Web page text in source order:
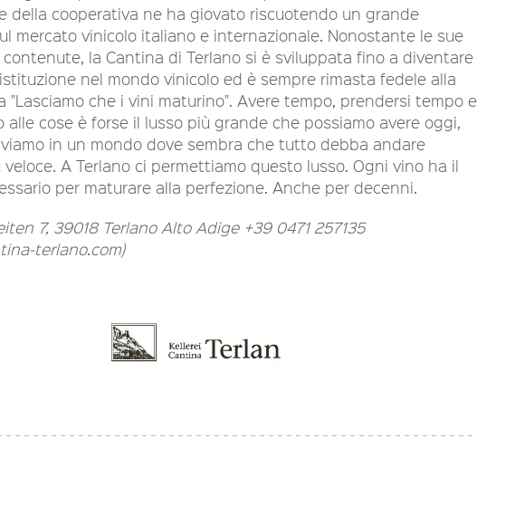
della cooperativa ne ha giovato riscuotendo un grande
mercato vinicolo italiano e internazionale. Nonostante le sue
la Cantina di Terlano si è sviluppata fino a diventare
nel mondo vinicolo ed è sempre rimasta fedele alla
"Lasciamo che i vini maturino". Avere tempo, prendersi tempo e
alle cose è forse il lusso più grande che possiamo avere oggi,
in un mondo dove sembra che tutto debba andare
veloce. A Terlano ci permettiamo questo lusso. Ogni vino ha il
per maturare alla perfezione. Anche per decenni.
7, 39018 Terlano Alto Adige +39 0471 257135
terlano.com)